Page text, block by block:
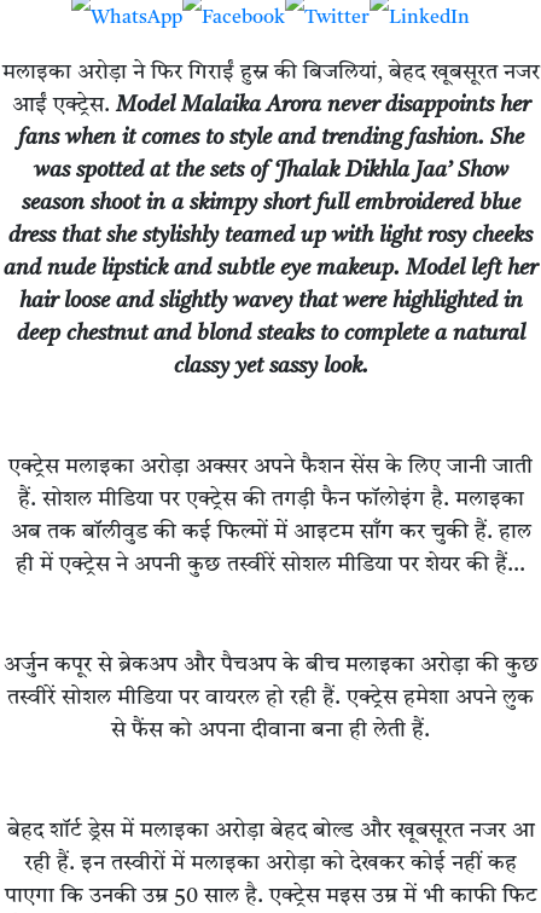
मलाइका अरोड़ा ने फिर गिराईं हुस्न की बिजलियां, बेहद खूबसूरत नजर
आईं एक्ट्रेस.Model Malaika Arora never disappoints her
fans when it comes to style and trending fashion. She
was spotted at the sets of ‘Jhalak Dikhla Jaa’ Show
season shoot in a skimpy short full embroidered blue
dress that she stylishly teamed up with light rosy cheeks
and nude lipstick and subtle eye makeup. Model left her
hair loose and slightly wavey that were highlighted in
deep chestnut and blond steaks to complete a natural
classy yet sassy look.
एक्ट्रेस मलाइका अरोड़ा अक्सर अपने फैशन सेंस के लिए जानी जाती
हैं. सोशल मीडिया पर एक्ट्रेस की तगड़ी फैन फॉलोइंग है. मलाइका
अब तक बॉलीवुड की कई फिल्मों में आइटम सॉंग कर चुकी हैं. हाल
ही में एक्ट्रेस ने अपनी कुछ तस्वीरें सोशल मीडिया पर शेयर की हैं…
अर्जुन कपूर से ब्रेकअप और पैचअप के बीच मलाइका अरोड़ा की कुछ
तस्वीरें सोशल मीडिया पर वायरल हो रही हैं. एक्ट्रेस हमेशा अपने लुक
से फैंस को अपना दीवाना बना ही लेती हैं.
बेहद शॉर्ट ड्रेस में मलाइका अरोड़ा बेहद बोल्ड और खूबसूरत नजर आ
रही हैं. इन तस्वीरों में मलाइका अरोड़ा को देखकर कोई नहीं कह
पाएगा कि उनकी उम्र 50 साल है. एक्ट्रेस मइस उम्र में भी काफी फिट